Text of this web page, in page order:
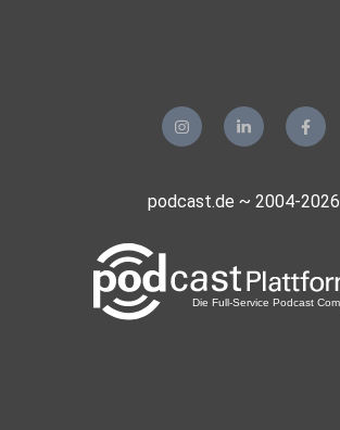
podcast.de ~ 2004-2026